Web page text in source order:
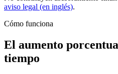
aviso legal (en inglés).
Cómo funciona
El aumento
tiempo